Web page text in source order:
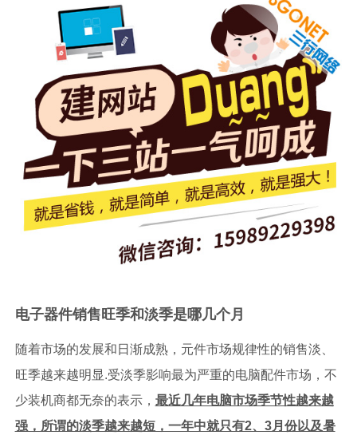
电子器件销售旺季和淡季是哪几个月
随着市场的发展和日渐成熟，元件市场规律性的销售淡、
旺季越来越明显.受淡季影响最为严重的电脑配件市场，不
少装机商都无奈的表示， 最近几年电脑市场季节性越来越
强，所谓的淡季越来越短，一年中就只有2、3月份以及暑